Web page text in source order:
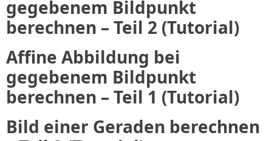
gegebenem Bildpunkt
berechnen – Teil 2 (Tutorial)
Affine Abbildung bei
gegebenem Bildpunkt
berechnen – Teil 1 (Tutorial)
Bild einer Geraden berechnen